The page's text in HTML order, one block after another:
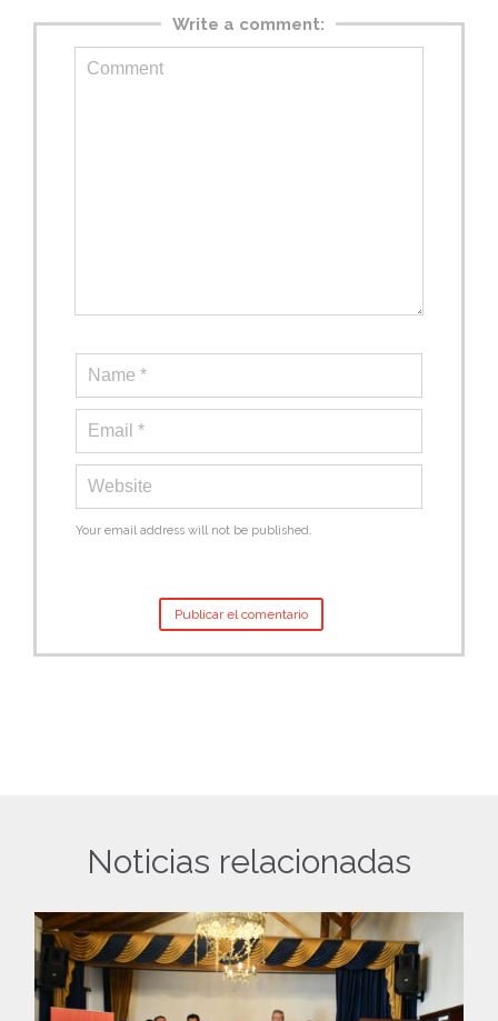
Write a comment:
Your email address will not be published.
Noticias relacionadas